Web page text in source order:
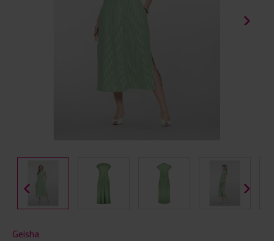
Geisha